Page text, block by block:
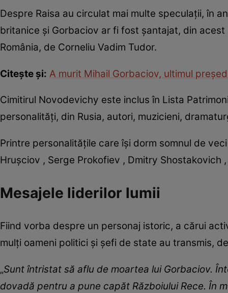
Despre Raisa au circulat mai multe speculații, în
britanice și Gorbaciov ar fi fost șantajat, din
România, de Corneliu Vadim Tudor.
Citește și: A murit Mihail Gorbaciov, ultimul
Cimitirul Novodevichy este inclus în Lista
personalități, din Rusia, autori, muzicieni,
Printre personalitățile care își dorm somnul de
Hrușciov , Serge Prokofiev , Dmitry Shostakovich
Mesajele liderilor lumii
Fiind vorba despre un personaj istoric, a cărui
mulți oameni politici și șefi de state au transmis,
„Sunt întristat să aflu de moartea lui Gorbaciov.
dovadă pentru a pune capăt Războiului Rece. În